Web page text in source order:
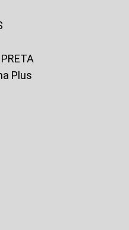
Plus